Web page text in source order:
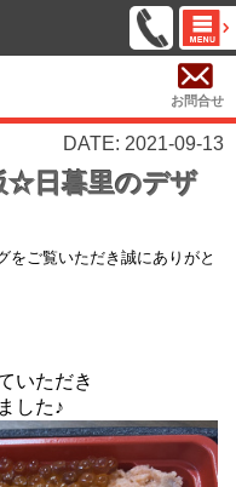
お問合せ
DATE: 2021-09-13
☆日暮里のデザ
をご覧いただき誠にありがと
いただき
した♪